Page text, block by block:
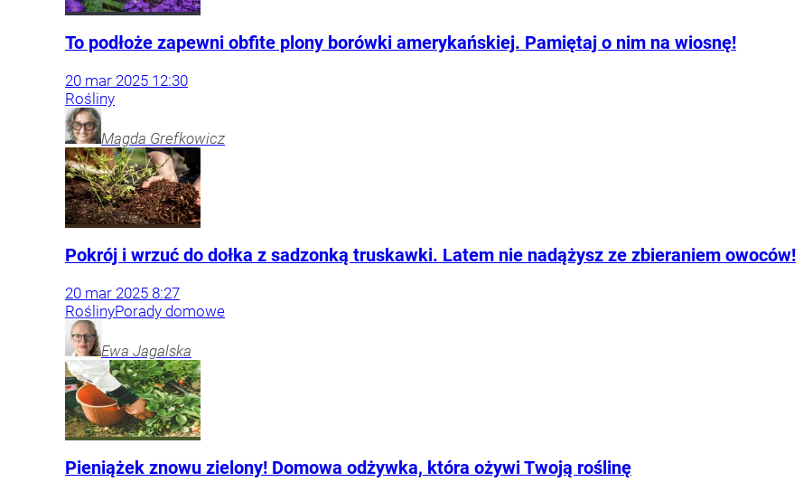
To podłoże zapewni obfite plony borówki amerykańskiej. Pamiętaj o nim na wiosnę!
20 mar 2025 12:30
Rośliny
Magda Grefkowicz
Pokrój i wrzuć do dołka z sadzonką truskawki. Latem nie nadążysz ze zbieraniem owoców!
20 mar 2025 8:27
RoślinyPorady domowe
Ewa Jagalska
Pieniążek znowu zielony! Domowa odżywka, która ożywi Twoją roślinę